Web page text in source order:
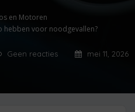
en Motoren
hebben voor noodgevallen?
Geen reacties mei 11, 2026